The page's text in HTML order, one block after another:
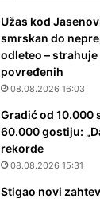
Užas kod
smrskan do
odleteo – strahuje
povređenih
08.08.2026 16:03
Gradić od 10.000
60.000 gostiju:
rekorde
08.08.2026 15:31
Stigao novi